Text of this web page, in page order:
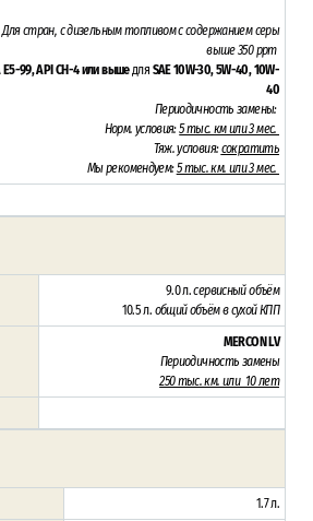
Для стран, с дизельным топливом с содержанием серы
выше 350 ppm
E5-99, API CH-4 или вышедля SAE 10W-30,5W-40, 10W-
40
Периодичность замены:
Норм. условия:5 тыс. км или 3 мес.
Тяж. условия:сократить
Мы рекомендуем:5 тыс. км. или 3 мес.
9.0 л.сервисный объём
10.5 л. общий объём в сухой КПП
MERCON LV
Периодичность замены
250 тыс. км. или 10 лет
1.7 л.